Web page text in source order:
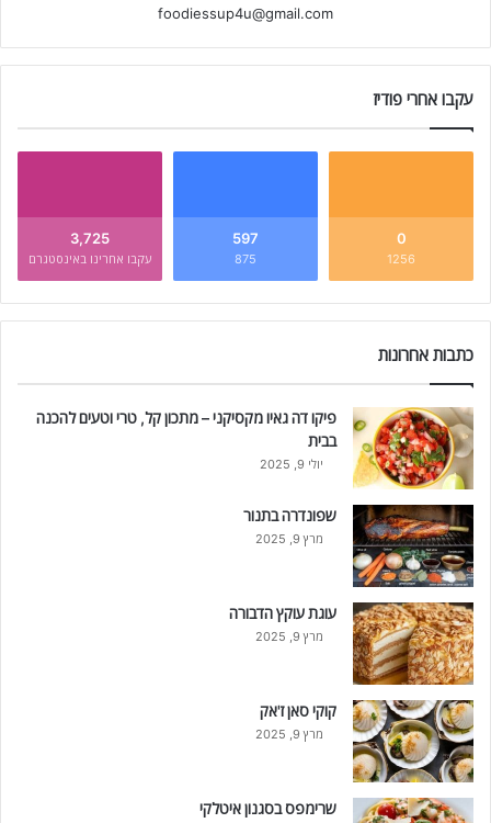
foodiessup4u@gmail.com
עקבו אחרי פודיז
0
1256
597
875
3,725
עקבו אחרינו באינסטגרם
כתבות אחרונות
פיקו דה גאיו מקסיקני – מתכון קל, טרי וטעים להכנה
בבית
יולי 9, 2025
שפונדרה בתנור
מרץ 9, 2025
עוגת עוקץ הדבורה
מרץ 9, 2025
קוקי סאן ז'אק
מרץ 9, 2025
שרימפס בסגנון איטלקי